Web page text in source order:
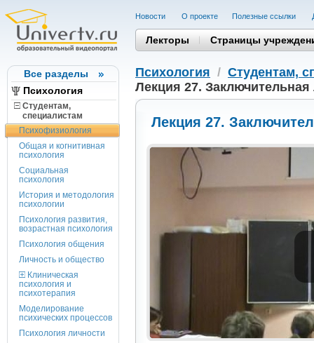
Все разделы
Психология
Студентам,
cпециалистам
Психофизиология
Общая и когнитивная
психология
Социальная
психология
История и методология
психологии
Психология развития,
возрастная психология
Психология общения
Личность и общество
Клиническая
психология и
психотерапия
Моделирование
психических процессов
Психология личности
Новости О проекте Полезные cсылки
Лекторы Страницы
Психология / Студентам,
Лекция 27. Заключительная
Лекция 27.